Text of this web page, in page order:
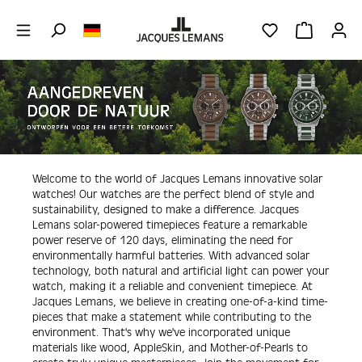
DU HAST 0
Welcome to the world of Jacques Lemans innovative solar
watches! Our watches are the perfect blend of style and
sus­tain­abil­ity, designed to make a diff­erence. Jacques
Lemans solar-powered timepieces feature a remark­able
power reserve of 120 days, eliminating the need for
environ­mentally harmful batteries. With advan­ced solar
tech­nology, both natural and arti­ficial light can power your
watch, making it a reliable and conve­nient time­piece. At
Jacques Lemans, we believe in creating one-of-a-kind time­
pieces that make a state­ment while contri­buting to the
envi­ron­ment. That's why we've incor­porated unique
materials like wood, AppleSkin, and Mother-of-Pearls to